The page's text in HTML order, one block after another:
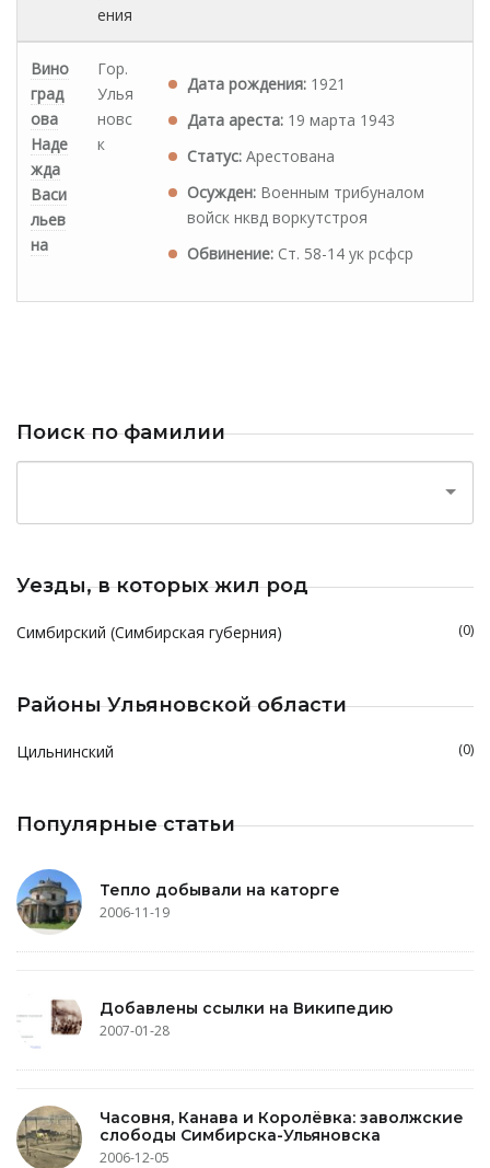
ения
Вино
град
ова
Наде
жда
Васи
льев
на
Гор.
Улья
новс
к
Дата рождения: 1921
Дата ареста: 19 марта 1943
Статус: Арестована
Осужден: Военным трибуналом
войск нквд воркутстроя
Обвинение: Ст. 58-14 ук рсфср
Поиск по фамилии
Уезды, в которых жил род
Симбирский (Симбирская губерния) (0)
Районы Ульяновской области
Цильнинский (0)
Популярные статьи
Тепло добывали на каторге
2006-11-19
Добавлены ссылки на Википедию
2007-01-28
Часовня, Канава и Королёвка: заволжские
слободы Симбирска-Ульяновска
2006-12-05